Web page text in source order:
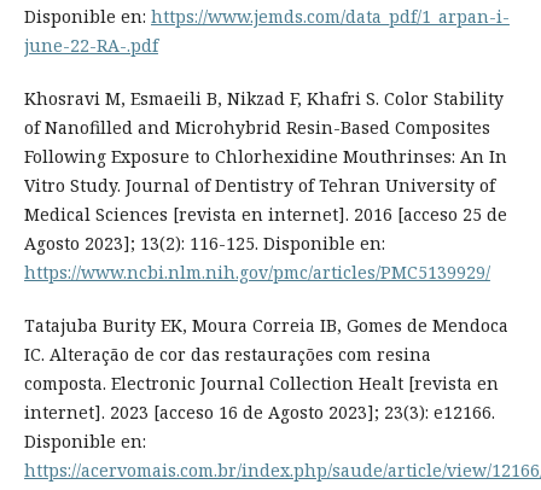
Disponible en: https://www.jemds.com/data_pdf/1_arpan-i-
june-22-RA-.pdf
Khosravi M, Esmaeili B, Nikzad F, Khafri S. Color Stability
of Nanofilled and Microhybrid Resin-Based Composites
Following Exposure to Chlorhexidine Mouthrinses: An In
Vitro Study. Journal of Dentistry of Tehran University of
Medical Sciences [revista en internet]. 2016 [acceso 25 de
Agosto 2023]; 13(2): 116-125. Disponible en:
https://www.ncbi.nlm.nih.gov/pmc/articles/PMC5139929/
Tatajuba Burity EK, Moura Correia IB, Gomes de Mendoca
IC. Alteração de cor das restaurações com resina
composta. Electronic Journal Collection Healt [revista en
internet]. 2023 [acceso 16 de Agosto 2023]; 23(3): e12166.
Disponible en:
https://acervomais.com.br/index.php/saude/article/view/